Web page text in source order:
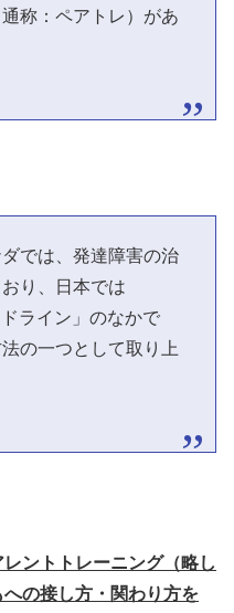
称：ペアトレ）があ
では、発達障害の治
り、日本では
ライン」のなかで
の一つとして取り上
レントトレーニング（略し
の接し方・関わり方を